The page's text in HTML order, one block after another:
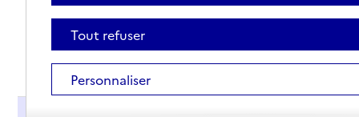
Tout refuser
Personnaliser